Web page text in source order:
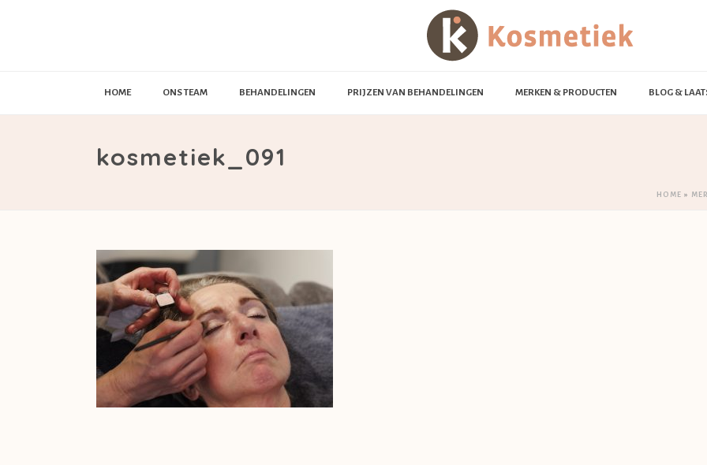
HOME ONS TEAM BEHANDELINGEN PRIJZEN VAN BEHANDELINGEN MERKEN & PRODUCTEN BLOG &
kosmetiek_091
HOME »